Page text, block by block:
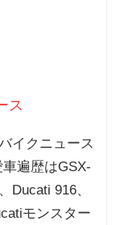
ス
イクニュース
遍歴はGSX-
Ducati 916、
モンスター